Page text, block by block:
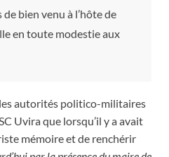
bien venu à l’hôte de
en toute modestie aux
autorités politico-militaires
Uvira que lorsqu’il y a avait
mémoire et de renchérir